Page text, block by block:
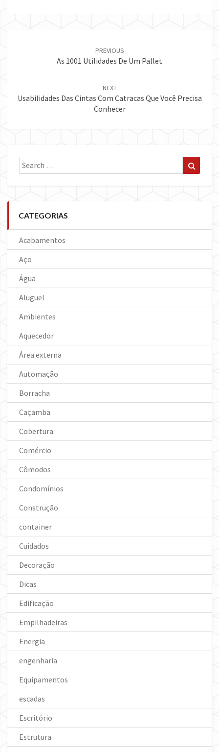
PREVIOUS
As 1001 Utilidades De Um Pallet
NEXT
Usabilidades Das Cintas Com Catracas Que Você Precisa
Conhecer
Search
for:
CATEGORIAS
Acabamentos
Aço
Água
Aluguel
Ambientes
Aquecedor
Área externa
Automação
Borracha
Caçamba
Cobertura
Comércio
Cômodos
Condomínios
Construção
container
Cuidados
Decoração
Dicas
Edificação
Empilhadeiras
Energia
engenharia
Equipamentos
escadas
Escritório
Estrutura